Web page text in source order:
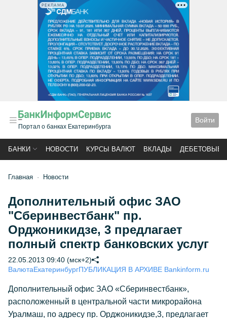
РЕКЛАМА
Портал о банках Екатеринбурга
Войти
БАНКИ НОВОСТИ КУРСЫ ВАЛЮТ ВКЛАДЫ ДЕБЕТОВЫЕ
Главная Новости
Дополнительный офис ЗАО
"Сберинвестбанк" пр.
Орджоникидзе, 3 предлагает
полный спектр банковских услуг
22.05.2013 09:40 (мск+2)
ВалютаЕкатеринбургПУБЛИКАЦИЯ В АРХИВЕ Bankinform.ru
Дополнительный офис ЗАО «Сберинвестбанк»,
расположенный в центральной части микрорайона
Уралмаш, по адресу пр. Орджоникидзе,3, предлагает